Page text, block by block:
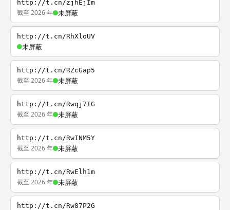
http://t.cn/zjhEjIm
截至 2026 年 未屏蔽
http://t.cn/RhXloUV
未屏蔽
http://t.cn/RZcGap5
截至 2026 年 未屏蔽
http://t.cn/Rwqj7IG
截至 2026 年 未屏蔽
http://t.cn/RwINM5Y
截至 2026 年 未屏蔽
http://t.cn/RwElh1m
截至 2026 年 未屏蔽
http://t.cn/Rw87P2G